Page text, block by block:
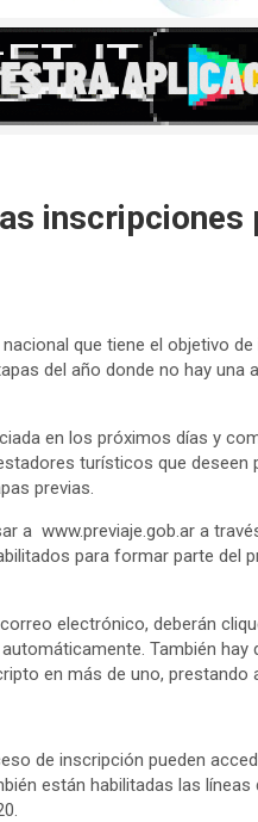
inscripciones
que tiene el objetivo
del año donde no hay una
en los próximos días y
turísticos que deseen
previas.
a www.previaje.gob.ar a
para formar parte del
electrónico, deberán
También
en más de uno, prestando
de inscripción pueden
están habilitadas las